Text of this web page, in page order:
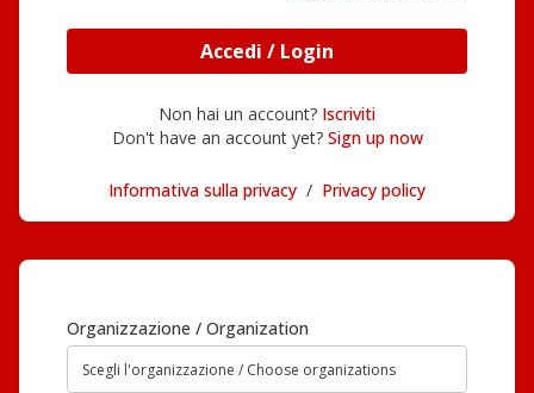
Accedi / Login
Non hai un account? Iscriviti
Don't have an account yet? Sign up now
Informativa sulla privacy / Privacy policy
Organizzazione / Organization